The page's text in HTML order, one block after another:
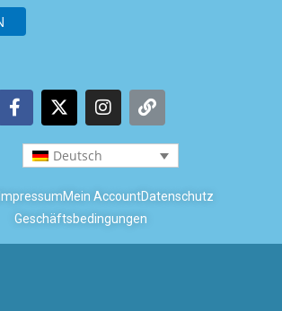
Deutsch
ImpressumMein AccountDatenschutz
Geschäftsbedingungen